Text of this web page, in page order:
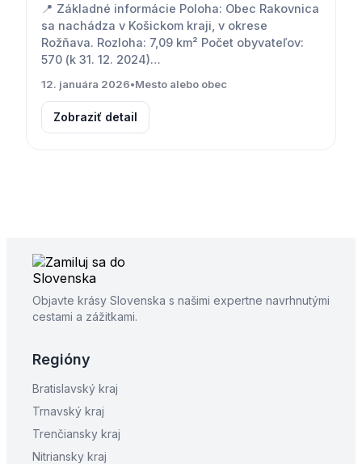
📍 Základné informácie Poloha: Obec Rakovnica
sa nachádza v Košickom kraji, v okrese
Rožňava. Rozloha: 7,09 km² Počet obyvateľov:
570 (k 31. 12. 2024)…
12. januára 2026•Mesto alebo obec
Zobraziť detail
Objavte krásy Slovenska s našimi expertne navrhnutými
cestami a zážitkami.
Regióny
Bratislavský kraj
Trnavský kraj
Trenčiansky kraj
Nitriansky kraj